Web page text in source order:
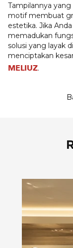
Tampilannya
motif membuat
estetika. Jika
memadukan
solusi yang layak
menciptakan
MELIUZ.